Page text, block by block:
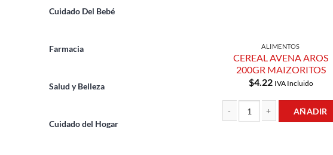
Cuidado Del Bebé
Farmacia
Salud y Belleza
Cuidado del Hogar
ALIMENTOS
CEREAL AVENA AROS
200GR MAIZORITOS
$4.22 IVA Incluido
AÑADIR